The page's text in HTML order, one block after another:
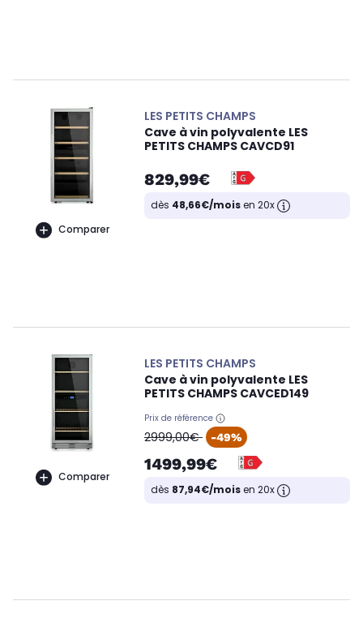
Comparer
LES PETITS CHAMPS
Cave à vin polyvalente LES
PETITS CHAMPS CAVCD91
829,99€
dès 48,66€/moisen 20x
Comparer
LES PETITS CHAMPS
Cave à vin polyvalente LES
PETITS CHAMPS CAVCED149
Prix de référence
oldPrice
2999,00€ -49%
1499,99€
dès 87,94€/moisen 20x